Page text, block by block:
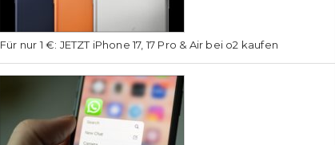
Für nur 1 €: JETZT iPhone 17, 17 Pro & Air bei o2 kaufen